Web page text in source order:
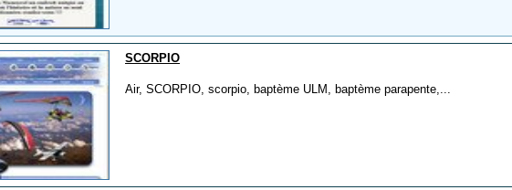
SCORPIO
Air, SCORPIO, scorpio, baptème ULM, baptème parapente,...